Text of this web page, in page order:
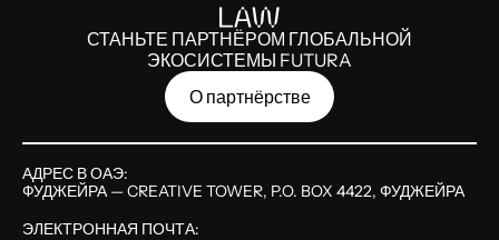
СТАНЬТЕ ПАРТНЁРОМ ГЛОБАЛЬНОЙ
ЭКОСИСТЕМЫ FUTURA
О партнёрстве
АДРЕС В ОАЭ:
ФУДЖЕЙРА — CREATIVE TOWER, P.O. BOX 4422, ФУДЖЕЙРА
ЭЛЕКТРОННАЯ ПОЧТА: